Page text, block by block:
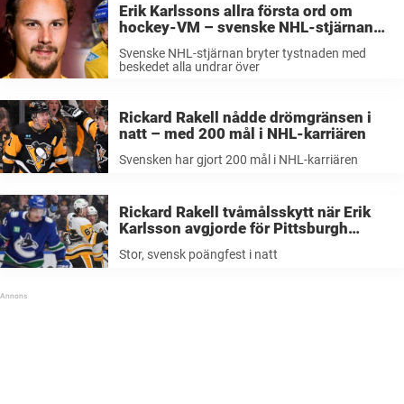
Erik Karlssons allra första ord om
hockey-VM – svenske NHL-stjärnan
alla undrar över
Svenske NHL-stjärnan bryter tystnaden med
beskedet alla undrar över
Rickard Rakell nådde drömgränsen i
natt – med 200 mål i NHL-karriären
Svensken har gjort 200 mål i NHL-karriären
Rickard Rakell tvåmålsskytt när Erik
Karlsson avgjorde för Pittsburgh
Stor, svensk poängfest i natt